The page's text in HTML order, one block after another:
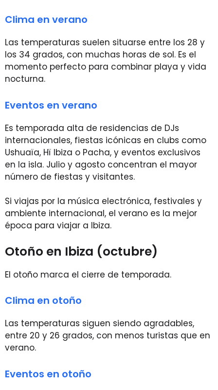
Clima en verano
Las temperaturas suelen situarse entre los 28 y
los 34 grados, con muchas horas de sol. Es el
momento perfecto para combinar playa y vida
nocturna.
Eventos en verano
Es temporada alta de residencias de DJs
internacionales, fiestas icónicas en clubs como
Ushuaïa, Hï Ibiza o Pacha, y eventos exclusivos
en la isla. Julio y agosto concentran el mayor
número de fiestas y visitantes.
Si viajas por la música electrónica, festivales y
ambiente internacional, el verano es la mejor
época para viajar a Ibiza.
Otoño en Ibiza (octubre)
El otoño marca el cierre de temporada.
Clima en otoño
Las temperaturas siguen siendo agradables,
entre 20 y 26 grados, con menos turistas que en
verano.
Eventos en otoño